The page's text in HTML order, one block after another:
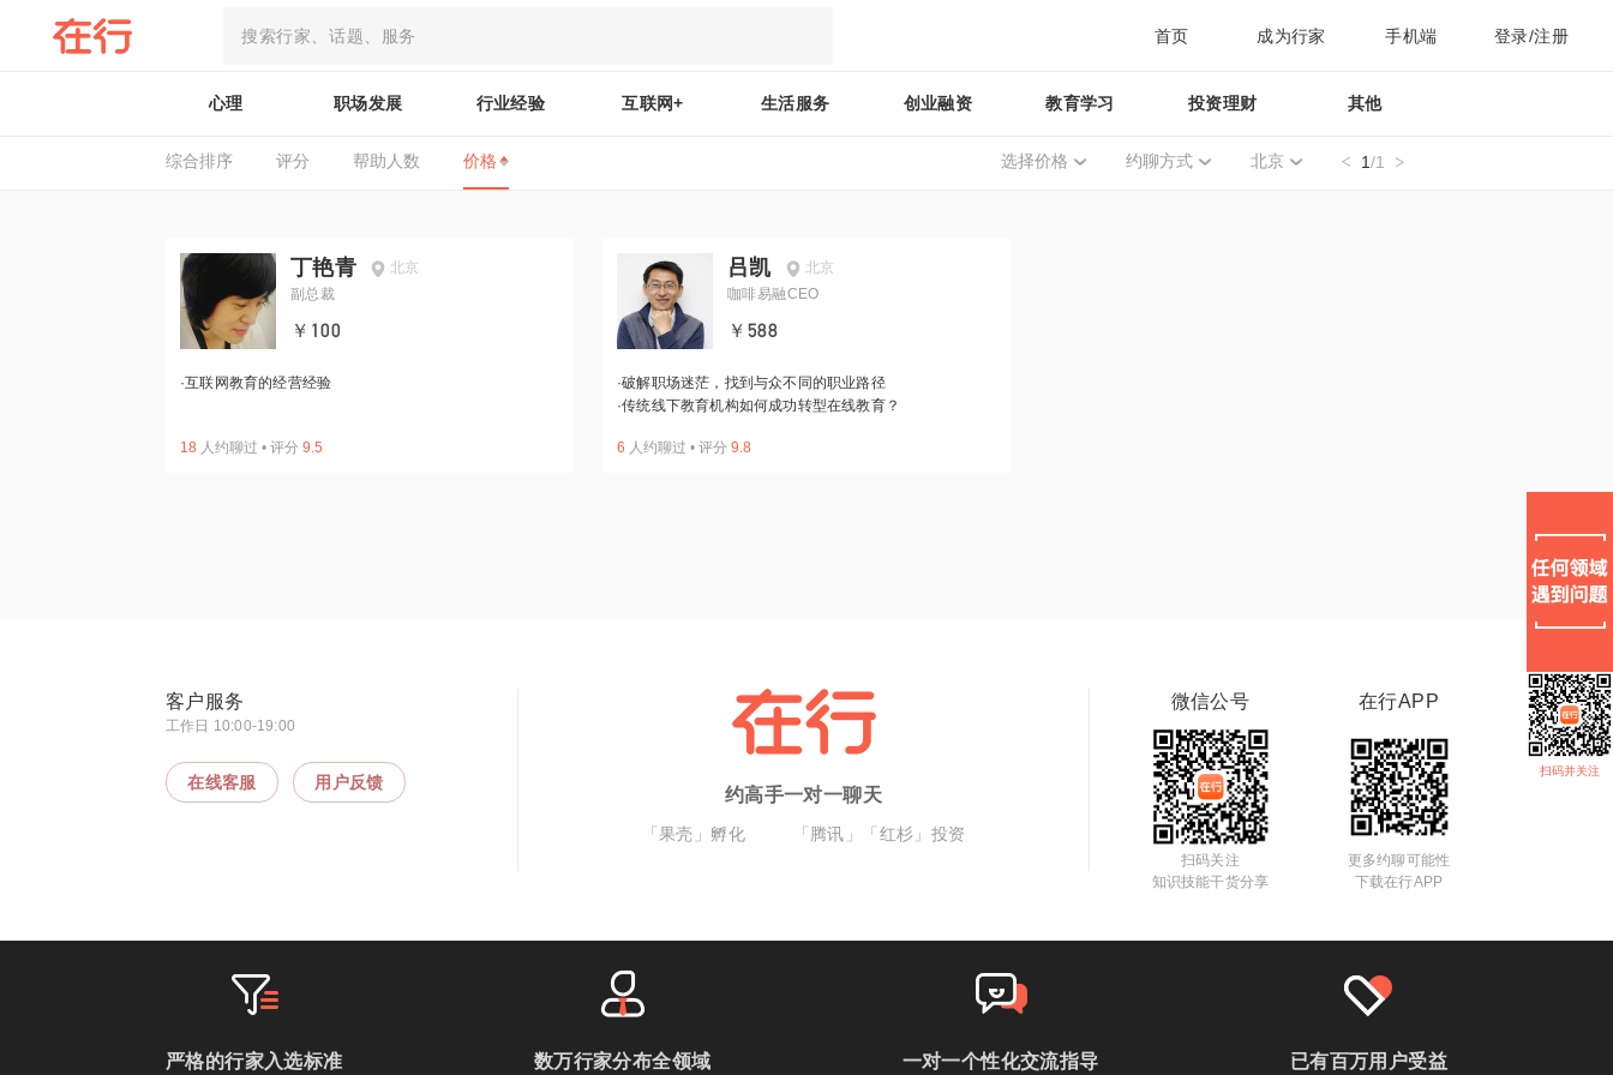
首页 成为行家 手机端 登录/注册
心理 职场发展 行业经验 互联网+ 生活服务 创业融资 教育学习 投资理财 其他
综合排序 评分 帮助人数 价格 选择价格 约聊方式 北京 1/1
丁艳青
北京
副总裁
￥100
·互联网教育的经营经验
18 人约聊过 • 评分 9.5
吕凯
北京
咖啡易融CEO
￥588
·破解职场迷茫，找到与众不同的职业路径
·传统线下教育机构如何成功转型在线教育？
6 人约聊过 • 评分 9.8
扫码并关注
客户服务
工作日 10:00-19:00
在线客服 用户反馈
约高手一对一聊天
「果壳」孵化 「腾讯」「红杉」投资
微信公号
扫码关注
知识技能干货分享
在行APP
更多约聊可能性
下载在行APP
严格的行家入选标准 数万行家分布全领域 一对一个性化交流指导 已有百万用户受益